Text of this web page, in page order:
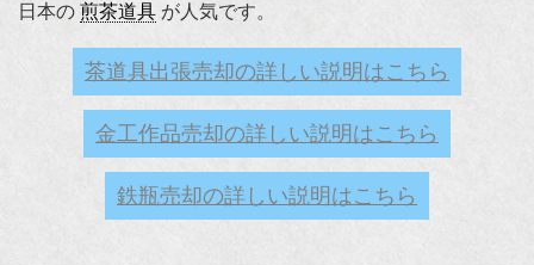
日本の 煎茶道具 が人気です。
茶道具出張売却の詳しい説明はこちら
金工作品売却の詳しい説明はこちら
鉄瓶売却の詳しい説明はこちら